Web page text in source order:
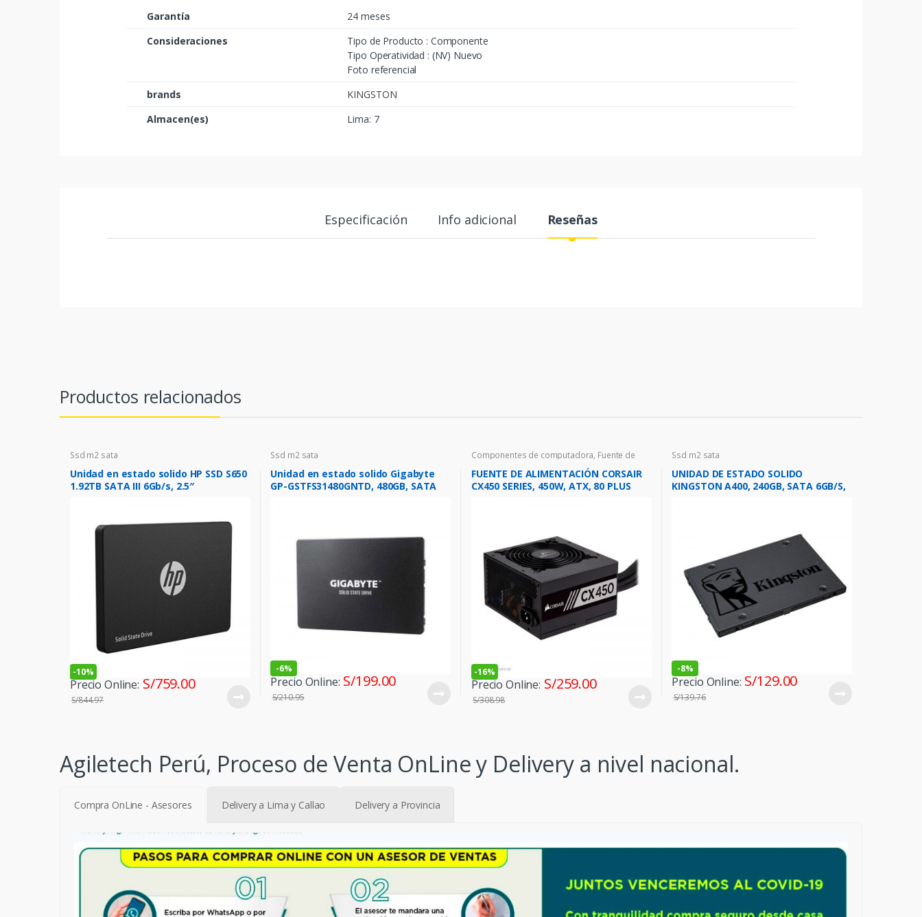
Garantía
24 meses
Consideraciones
Tipo de Producto : Componente
Tipo Operatividad : (NV) Nuevo
Foto referencial
brands
KINGSTON
Almacen(es)
Lima: 7
Especificación Info adicional Reseñas
Productos relacionados
Ssd m2 sata
Unidad en estado solido HP SSD S650
1.92TB SATA III 6Gb/s, 2.5″
-10%
Precio Online: S/759.00
S/844.97
Ssd m2 sata
Unidad en estado solido Gigabyte
GP-GSTFS31480GNTD, 480GB, SATA
-6%
Precio Online: S/199.00
S/210.95
Componentes de computadora, Fuente de
Poder
FUENTE DE ALIMENTACIÓN CORSAIR
CX450 SERIES, 450W, ATX, 80 PLUS
-16%
Precio Online: S/259.00
S/308.98
Ssd m2 sata
UNIDAD DE ESTADO SOLIDO
KINGSTON A400, 240GB, SATA 6GB/S,
-8%
Precio Online: S/129.00
S/139.76
Agiletech Perú, Proceso de Venta OnLine y Delivery a nivel nacional.
Compra OnLine - Asesores Delivery a Lima y Callao Delivery a Provincia